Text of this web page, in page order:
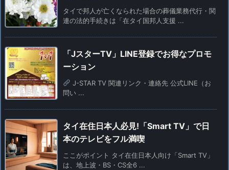
タイで邦人が亡くなられた場合の葬儀業務代行・関
連の法的手続きは「在タイ国邦人支援 ...
「JスターTV」LINE登録でお得なプロモ
ーション
J-STAR TV 関連リンク・連絡先 公式LINE（お
問い ...
タイ在住日本人必見!「Smart TV」で日
本のテレビをフル満喫
ここがポイント タイ在住日本人向け「Smart TV」
は、地上波・BS・CS全6 ...